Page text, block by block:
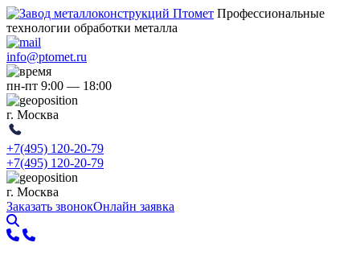
Профессиональные
технологии обработки металла
info@ptomet.ru
пн-пт 9:00 — 18:00
г. Москва
+7(495) 120-20-79
+7(495) 120-20-79
г. Москва
Заказать звонокОнлайн заявка